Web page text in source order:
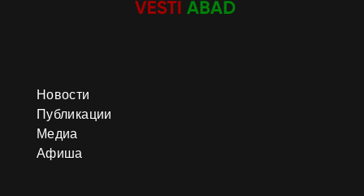
Новости
Публикации
Медиа
Афиша